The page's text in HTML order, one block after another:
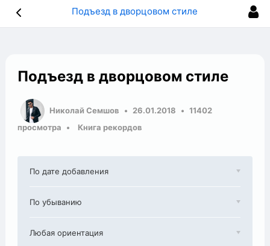
Подъезд в дворцовом стиле
Подъезд в дворцовом стиле
Николай Семшов 26.01.2018
11402
просмотра
Книга рекордов
По дате добавления
По убыванию
Любая ориентация